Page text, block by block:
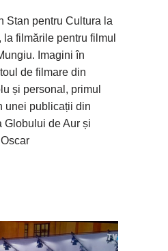
Stan pentru Cultura la
filmările pentru filmul
Imagini în
de filmare din
și personal, primul
unei publicații din
Globului de Aur și